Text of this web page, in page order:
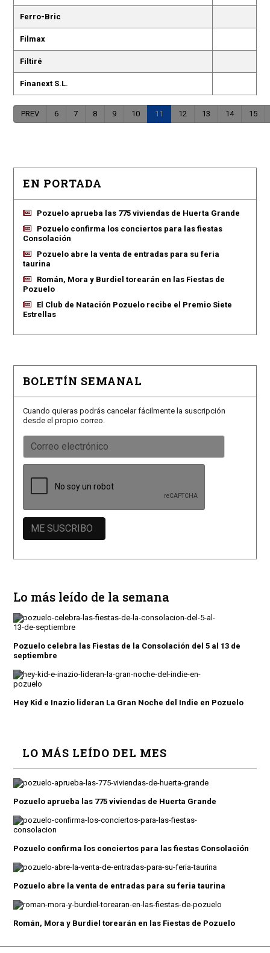
Ferro-Bric
Filmax
Filtiré
Finanext S.L.
PREV 6 7 8 9 10 11 12 13 14 15
EN PORTADA
Pozuelo aprueba las 775 viviendas de Huerta Grande
Pozuelo confirma los conciertos para las fiestas
Consolación
Pozuelo abre la venta de entradas para su feria
taurina
Román, Mora y Burdiel torearán en las Fiestas de
Pozuelo
El Club de Natación Pozuelo recibe el Premio Siete
Estrellas
BOLETÍN SEMANAL
Cuando quieras podrás cancelar fácilmente la suscripción
desde el propio correo.
Lo más leído de la semana
Pozuelo celebra las Fiestas de la Consolación del 5 al 13 de
septiembre
Hey Kid e Inazio lideran La Gran Noche del Indie en Pozuelo
LO MÁS LEÍDO DEL MES
Pozuelo aprueba las 775 viviendas de Huerta Grande
Pozuelo confirma los conciertos para las fiestas Consolación
Pozuelo abre la venta de entradas para su feria taurina
Román, Mora y Burdiel torearán en las Fiestas de Pozuelo